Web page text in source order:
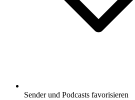
Sender und Podcasts favorisieren